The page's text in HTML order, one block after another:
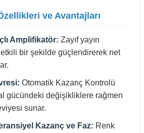
ve Avantajları
Amplifikatör: Zayıf yayın
bir şekilde güçlendirerek net
Otomatik Kazanç Kontrolü
gücündeki değişikliklere rağmen
sunar.
Kazanç ve Faz: Renk